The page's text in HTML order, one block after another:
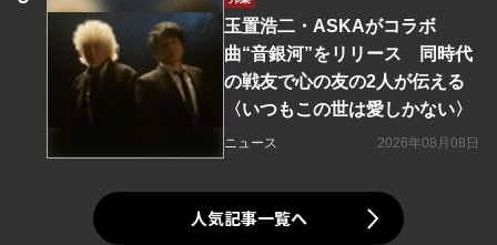
玉置浩二・ASKAがコラボ
曲“音銀河”をリリース 同時代
の戦友で心の友の2人が伝える
〈いつもこの世は愛しかない〉
ニュース 2026年08月08日
人気記事一覧へ